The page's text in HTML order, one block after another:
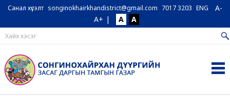
Санал хүсэлт songinokhairkhandistrict@gmail.com 7017 3203 ENG
A-
A+ | A A